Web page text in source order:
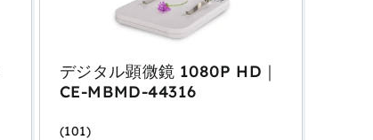
デジタル顕微鏡 1080P HD｜
CE-MBMD-44316
(101)